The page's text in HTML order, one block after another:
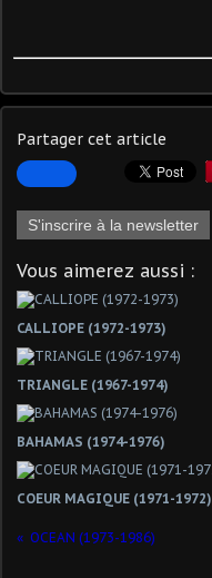
Partager cet article
S'inscrire à la newsletter
Vous aimerez aussi :
CALLIOPE (1972-1973)
TRIANGLE (1967-1974)
BAHAMAS (1974-1976)
COEUR MAGIQUE (1971-1972)
OCEAN (1973-1986)